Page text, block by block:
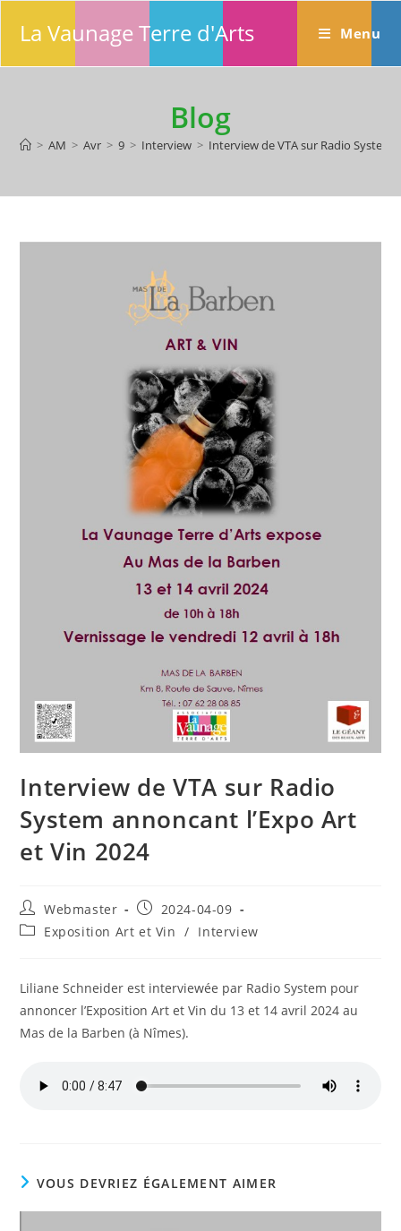
La Vaunage Terre d'Arts Menu
Blog
> AM > Avr > 9 > Interview > Interview de VTA sur Radio System
Interview de VTA sur Radio
System annoncant l’Expo Art
et Vin 2024
Auteur/autrice
de
Webmaster
Publication
publiée :
2024-04-09
PostExposition Art et Vin / Interview
Liliane Schneider est interviewée par Radio System pour
annoncer l’Exposition Art et Vin du 13 et 14 avril 2024 au
Mas de la Barben (à Nîmes).
VOUS DEVRIEZ ÉGALEMENT AIMER